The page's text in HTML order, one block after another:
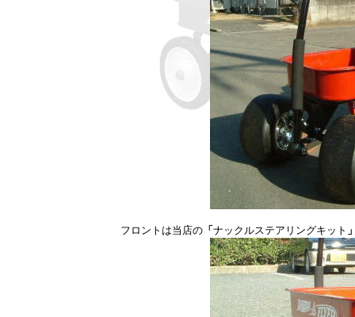
フロントは当店の 「 ナックルステアリングキット